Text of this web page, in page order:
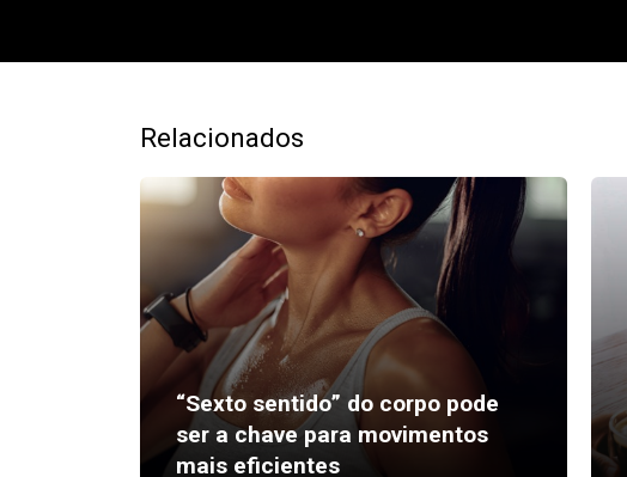
Relacionados
“Sexto sentido” do corpo pode
ser a chave para movimentos
mais eficientes